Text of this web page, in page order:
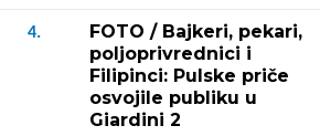
4.
FOTO / Bajkeri, pekari,
poljoprivrednici i
Filipinci: Pulske priče
osvojile publiku u
Giardini 2